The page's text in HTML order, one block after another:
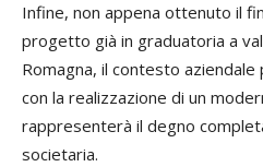
Infine, non appena ottenuto il
progetto già in graduatoria a
Romagna, il contesto
con la realizzazione di un
rappresenterà il degno
societaria.